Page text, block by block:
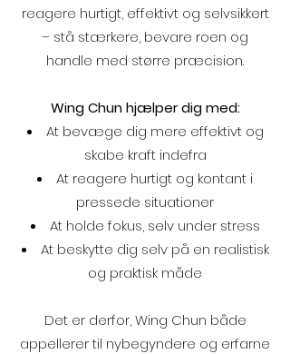
reagere hurtigt, effektivt og selvsikkert
– stå stærkere, bevare roen og
handle med større præcision.
Wing Chun hjælper dig med:
At bevæge dig mere effektivt og
skabe kraft indefra
At reagere hurtigt og kontant i
pressede situationer
At holde fokus, selv under stress
At beskytte dig selv på en realistisk
og praktisk måde
Det er derfor, Wing Chun både
appellerer til nybegyndere og erfarne